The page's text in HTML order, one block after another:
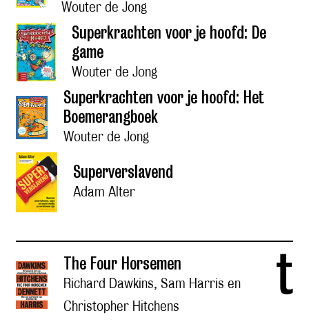
Wouter de Jong
Superkrachten voor je hoofd: De
game
Wouter de Jong
Superkrachten voor je hoofd: Het
Boemerangboek
Wouter de Jong
Superverslavend
Adam Alter
t
The Four Horsemen
Richard Dawkins, Sam Harris en
Christopher Hitchens